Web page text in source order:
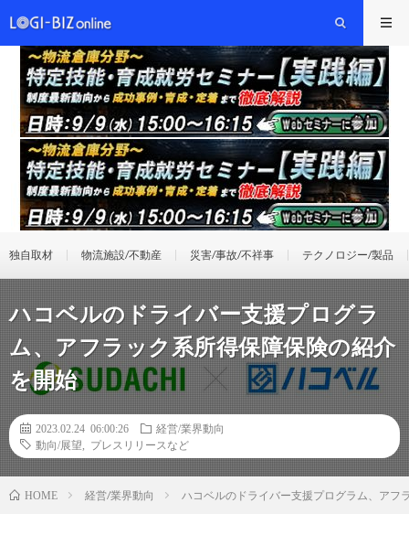
独自取材 物流施設/不動産 災害/事故/不祥事 テクノロジー/製品
ハコベルのドライバー支援プログラ
ム、アフラック系所得保障保険の紹介
を開始
2023.02.24 06:00:26
経営/業界動向
動向/展望
プレスリリースなど
HOME 経営/業界動向 ハコベルのドライバー支援プログラム、アフ